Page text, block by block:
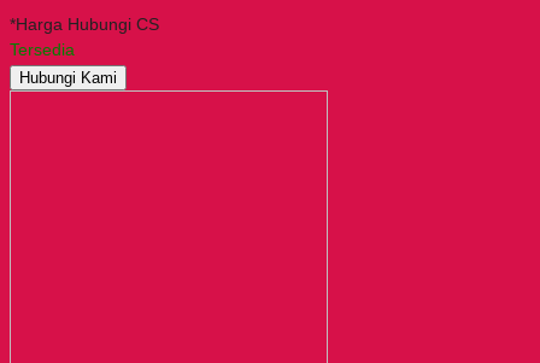
*Harga Hubungi CS
Tersedia
Hubungi Kami